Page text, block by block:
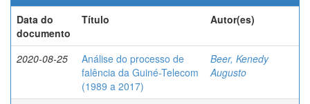
Data do
documento
Título Autor(es)
2020-08-25
Análise do processo de
falência da Guiné-Telecom
(1989 a 2017)
Beer, Kenedy
Augusto